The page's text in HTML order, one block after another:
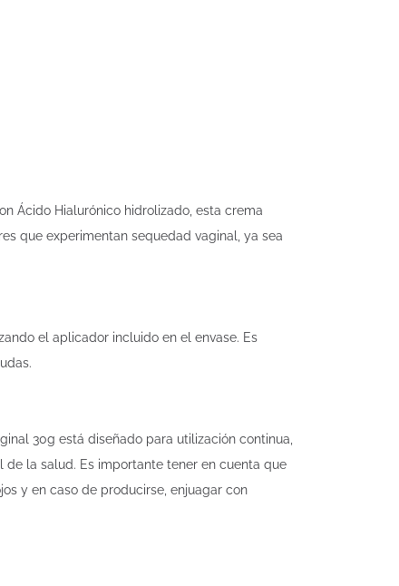
Ácido Hialurónico hidrolizado, esta crema
que experimentan sequedad vaginal, ya sea
el aplicador incluido en el envase. Es
30g está diseñado para utilización continua,
la salud. Es importante tener en cuenta que
y en caso de producirse, enjuagar con